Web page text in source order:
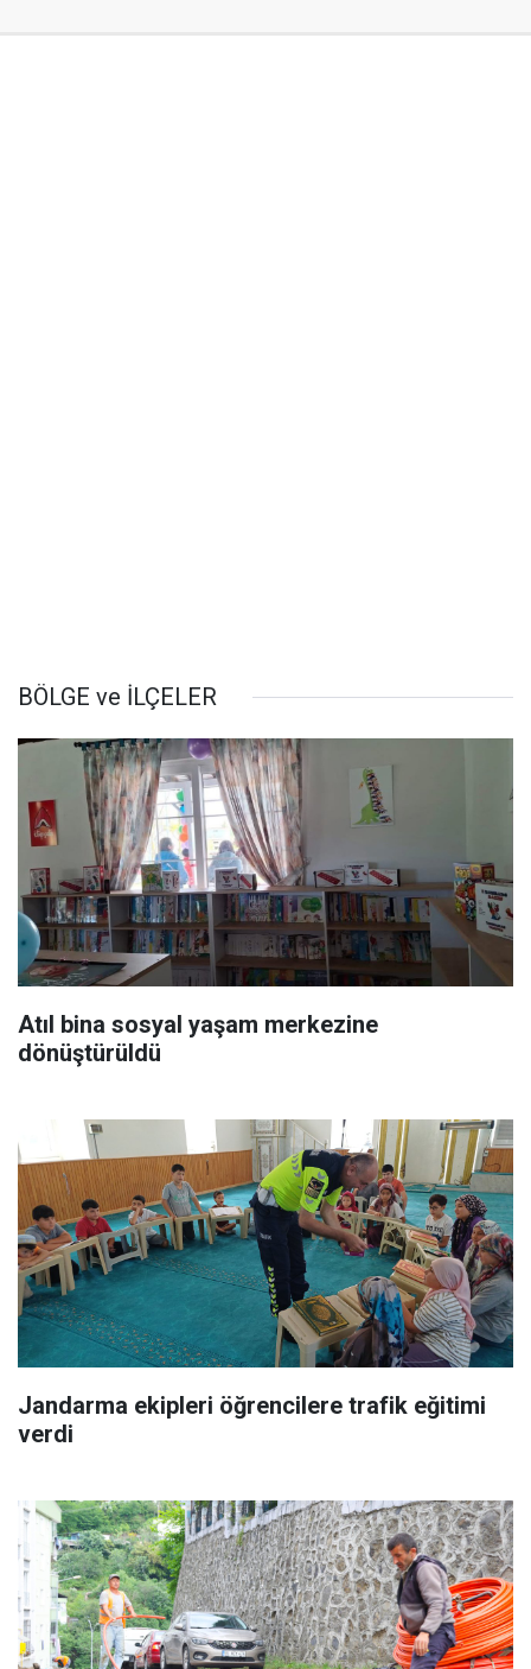
BÖLGE ve İLÇELER
Atıl bina sosyal yaşam merkezine
dönüştürüldü
Jandarma ekipleri öğrencilere trafik eğitimi
verdi